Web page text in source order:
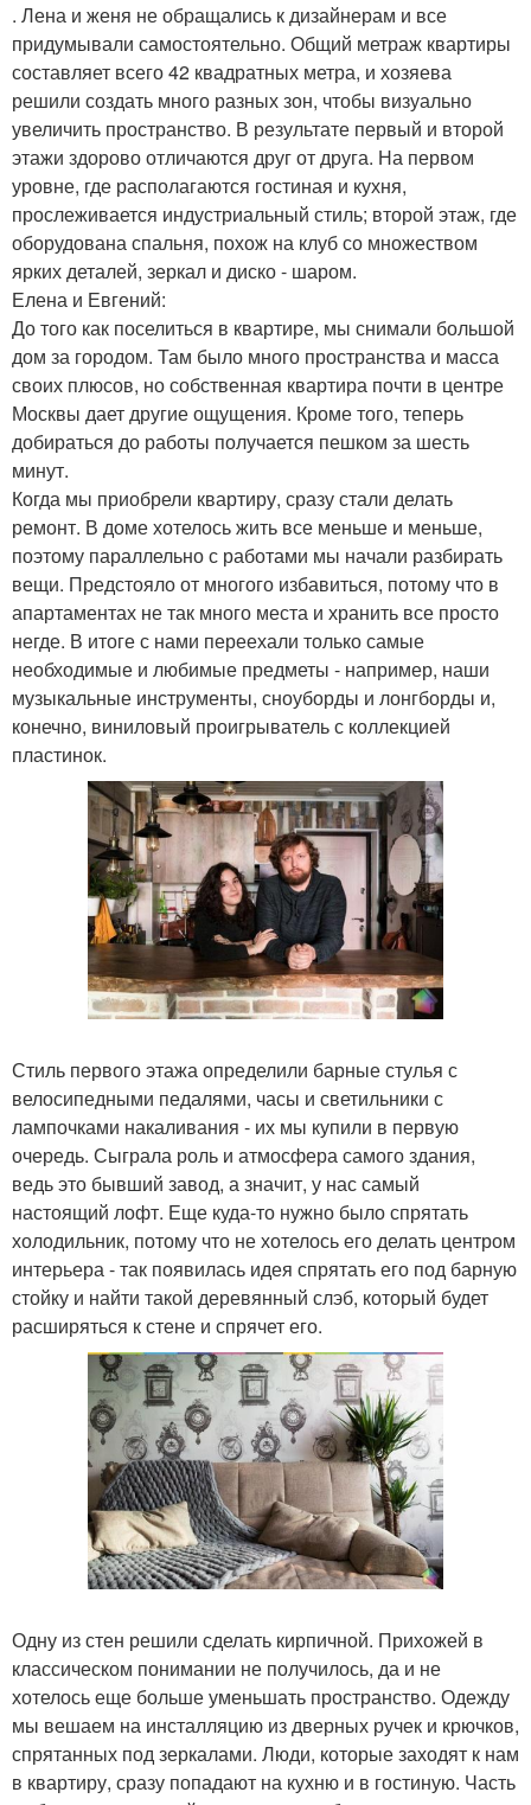
. Лена и женя не обращались к дизайнерам и все
придумывали самостоятельно. Общий метраж квартиры
составляет всего 42 квадратных метра, и хозяева
решили создать много разных зон, чтобы визуально
увеличить пространство. В результате первый и второй
этажи здорово отличаются друг от друга. На первом
уровне, где располагаются гостиная и кухня,
прослеживается индустриальный стиль; второй этаж, где
оборудована спальня, похож на клуб со множеством
ярких деталей, зеркал и диско - шаром.
Елена и Евгений:
До того как поселиться в квартире, мы снимали большой
дом за городом. Там было много пространства и масса
своих плюсов, но собственная квартира почти в центре
Москвы дает другие ощущения. Кроме того, теперь
добираться до работы получается пешком за шесть
минут.
Когда мы приобрели квартиру, сразу стали делать
ремонт. В доме хотелось жить все меньше и меньше,
поэтому параллельно с работами мы начали разбирать
вещи. Предстояло от многого избавиться, потому что в
апартаментах не так много места и хранить все просто
негде. В итоге с нами переехали только самые
необходимые и любимые предметы - например, наши
музыкальные инструменты, сноуборды и лонгборды и,
конечно, виниловый проигрыватель с коллекцией
пластинок.
Стиль первого этажа определили барные стулья с
велосипедными педалями, часы и светильники с
лампочками накаливания - их мы купили в первую
очередь. Сыграла роль и атмосфера самого здания,
ведь это бывший завод, а значит, у нас самый
настоящий лофт. Еще куда-то нужно было спрятать
холодильник, потому что не хотелось его делать центром
интерьера - так появилась идея спрятать его под барную
стойку и найти такой деревянный слэб, который будет
расширяться к стене и спрячет его.
Одну из стен решили сделать кирпичной. Прихожей в
классическом понимании не получилось, да и не
хотелось еще больше уменьшать пространство. Одежду
мы вешаем на инсталляцию из дверных ручек и крючков,
спрятанных под зеркалами. Люди, которые заходят к нам
в квартиру, сразу попадают на кухню и в гостиную. Часть